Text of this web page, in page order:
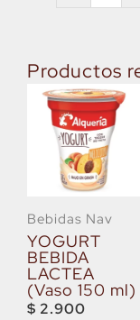
cantidad
Productos
Bebidas Nav
YOGURT
BEBIDA
LACTEA
(Vaso 150 ml)
$ 2.900